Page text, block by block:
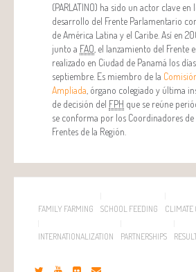
(PARLATINO) ha sido un actor clave en
desarrollo del Frente Parlamentario
de América Latina y el Caribe. Así en
junto a FAO , el lanzamiento del Frente
realizado en Ciudad de Panamá los
septiembre. Es miembro de la
Ampliada , órgano colegiado y última
de decisión del FPH que se reúne
se conforma por los Coordinadores
Frentes de la Región.
FAMILY FARMING SCHOOL FEEDING CLIMATE
INTERNATIONALIZATION PARTNERSHIPS